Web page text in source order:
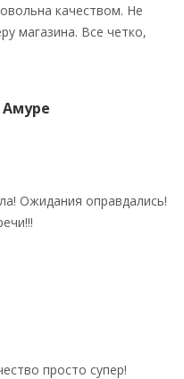
качеством. Не
магазина. Все четко,
Ожидания оправдались!
просто супер!